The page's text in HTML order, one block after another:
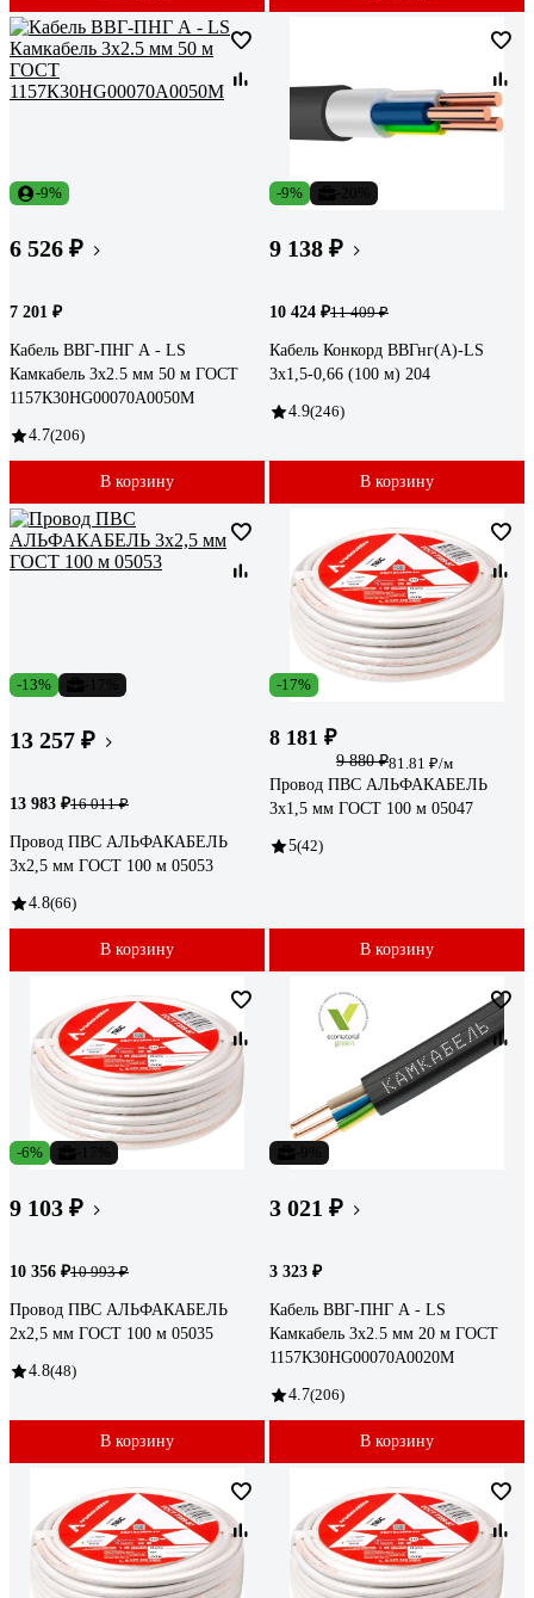
-9%
6 526 ₽
7 201 ₽
Кабель ВВГ-ПНГ А - LS
Камкабель 3x2.5 мм 50 м ГОСТ
1157К30HG00070А0050М
4.7(206)
В корзину
-9%
9 138 ₽
10 424 ₽11 409 ₽
Кабель Конкорд ВВГнг(А)-LS
3х1,5-0,66 (100 м) 204
4.9(246)
В корзину
-13%
13 257 ₽
13 983 ₽16 011 ₽
Провод ПВС АЛЬФАКАБЕЛЬ
3х2,5 мм ГОСТ 100 м 05053
4.8(66)
В корзину
-17%
8 181 ₽
9 880 ₽81.81 ₽/м
Провод ПВС АЛЬФАКАБЕЛЬ
3х1,5 мм ГОСТ 100 м 05047
5(42)
В корзину
-6%
9 103 ₽
10 356 ₽10 993 ₽
Провод ПВС АЛЬФАКАБЕЛЬ
2х2,5 мм ГОСТ 100 м 05035
4.8(48)
В корзину
3 021 ₽
3 323 ₽
Кабель ВВГ-ПНГ А - LS
Камкабель 3x2.5 мм 20 м ГОСТ
1157К30HG00070А0020М
4.7(206)
В корзину